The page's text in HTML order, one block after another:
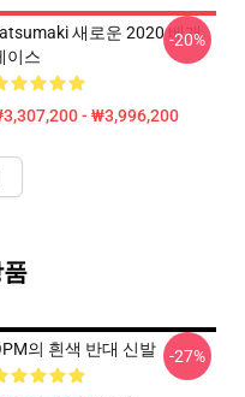
새로운 2020 베개
이스
- ₩3,996,200
-20%
의 흰색 반대 신발 -27%